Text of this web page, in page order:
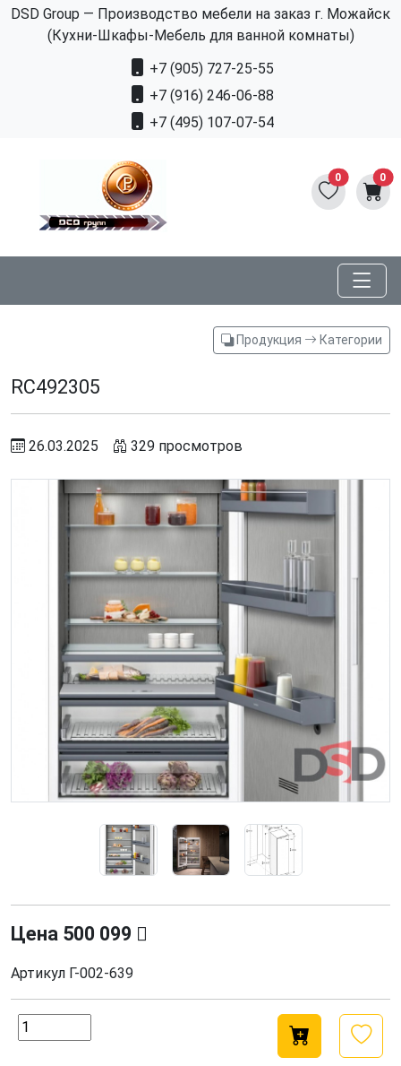
DSD Group — Производство мебели на заказ г. Можайск
(Кухни-Шкафы-Мебель для ванной комнаты)
+7 (905) 727-25-55
+7 (916) 246-06-88
+7 (495) 107-07-54
0 0
Продукция Категории
RC492305
26.03.2025 329 просмотров
Цена 500 099
Артикул Г-002-639